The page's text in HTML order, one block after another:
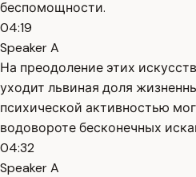
беспомощности.
04:19
Speaker A
На преодоление этих
уходит львиная доля
психической активностью
водовороте бесконечных
04:32
Speaker A